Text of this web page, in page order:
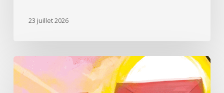
23 juillet 2026
Paris
La
Défense